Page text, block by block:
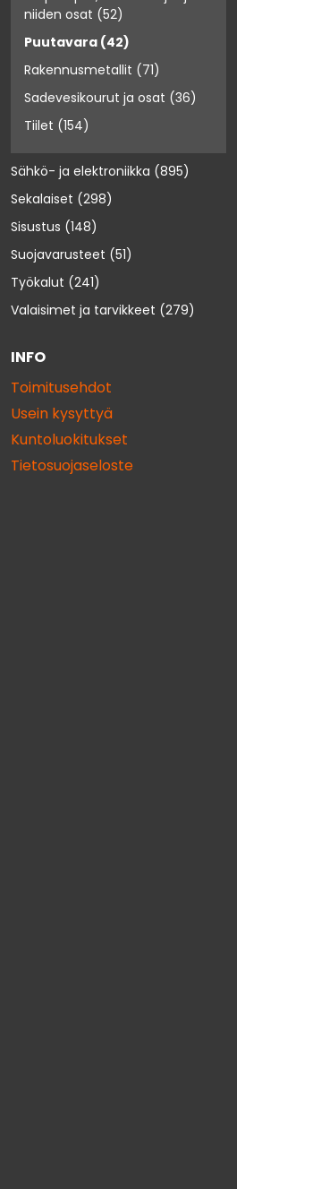
niiden osat (52)
Puutavara (42)
Rakennusmetallit (71)
Sadevesikourut ja osat (36)
Tiilet (154)
Sähkö- ja elektroniikka (895)
Sekalaiset (298)
Sisustus (148)
Suojavarusteet (51)
Työkalut (241)
Valaisimet ja tarvikkeet (279)
INFO
Toimitusehdot
Usein kysyttyä
Kuntoluokitukset
Tietosuojaseloste